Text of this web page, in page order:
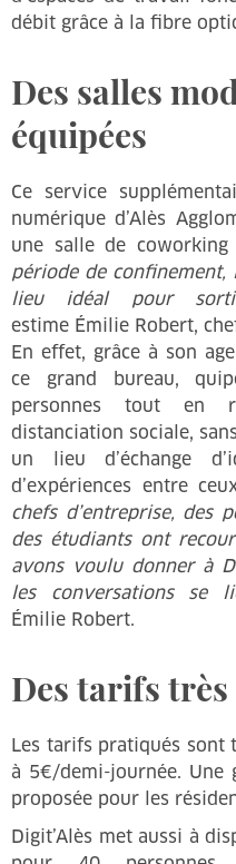
débit grâce à la fibre
Des salles
équipées
Ce service
numérique d’Alès
une salle de coworking
période de confinement,
lieu idéal pour
estime Émilie Robert,
En effet, grâce à son
ce grand bureau,
personnes tout en
distanciation sociale,
un lieu d’échange
d’expériences entre
chefs d’entreprise, des
des étudiants ont
avons voulu donner à
les conversations se
Émilie Robert.
Des tarifs
Les tarifs pratiqués sont
à 5€/demi-journée. Une
proposée pour les
Digit’Alès met aussi à